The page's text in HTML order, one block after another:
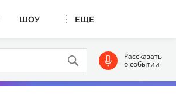
ШОУ ЕЩЕ
Рассказать
о событии